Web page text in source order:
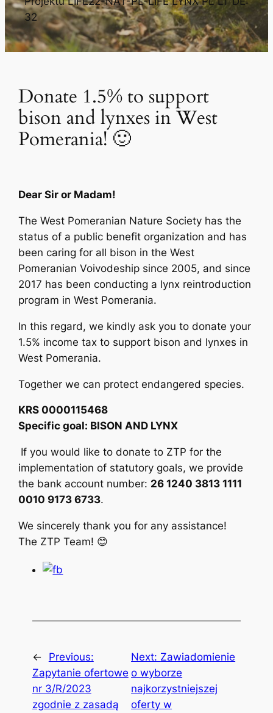
32
Donate 1.5% to support
bison and lynxes in West
Pomerania! 🙂
Dear Sir or Madam!
The West Pomeranian Nature Society has the
status of a public benefit organization and has
been caring for all bison in the West
Pomeranian Voivodeship since 2005, and since
2017 has been conducting a lynx reintroduction
program in West Pomerania.
In this regard, we kindly ask you to donate your
1.5% income tax to support bison and lynxes in
West Pomerania.
Together we can protect endangered species.
KRS 0000115468
Specific goal: BISON AND LYNX
If you would like to donate to ZTP for the
implementation of statutory goals, we provide
the bank account number: 26 1240 3813 1111
0010 9173 6733.
We sincerely thank you for any assistance!
The ZTP Team! 😊
←
Previous:
Zapytanie ofertowe
nr 3/R/2023
zgodnie z zasadą
Next: Zawiadomienie
o wyborze
najkorzystniejszej
oferty w